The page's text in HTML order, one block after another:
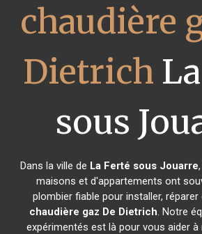
chaudière
Dietrich
sous
Dans la ville de La Ferté sous Jouarre
maisons et d'appartements ont
plombier fiable pour installer,
chaudière gaz De Dietrich. Notre
expérimentés est là pour vous aider